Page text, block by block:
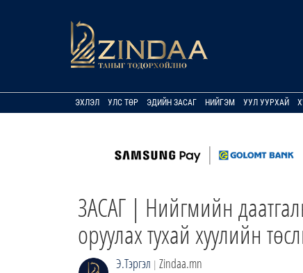
ЭХЛЭЛ УЛС ТӨР ЭДИЙН ЗАСАГ НИЙГЭМ УУЛ УУРХАЙ
ЗАСАГ | Нийгмийн
оруулах тухай хуулийн
Э.Тэргэл | Zindaa.mn